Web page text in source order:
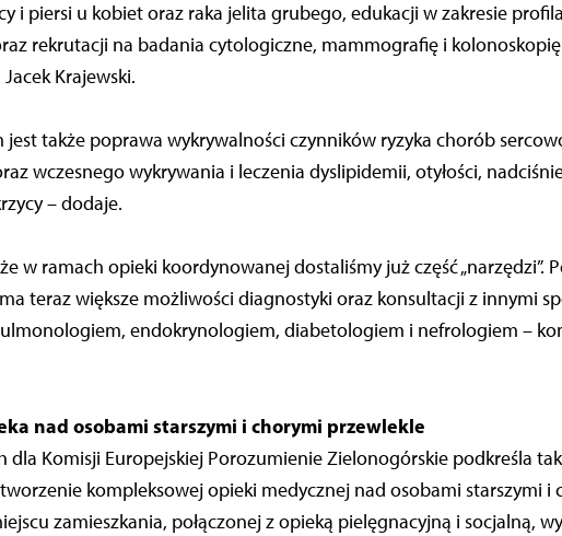
i piersi u kobiet oraz raka jelita grubego, edukacji w zakresie
rekrutacji na badania cytologiczne, mammografię i
Krajewski.
jest także poprawa wykrywalności czynników ryzyka chorób
wczesnego wykrywania i leczenia dyslipidemii, otyłości,
– dodaje.
w ramach opieki koordynowanej dostaliśmy już część „narzędzi”.
teraz większe możliwości diagnostyki oraz konsultacji z innymi
endokrynologiem, diabetologiem i nefrologiem –
nad osobami starszymi i chorymi przewlekle
dla Komisji Europejskiej Porozumienie Zielonogórskie podkreśla
kompleksowej opieki medycznej nad osobami starszymi i
zamieszkania, połączonej z opieką pielęgnacyjną i socjalną,